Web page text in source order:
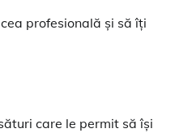
profesională și să îți
care le permit să își